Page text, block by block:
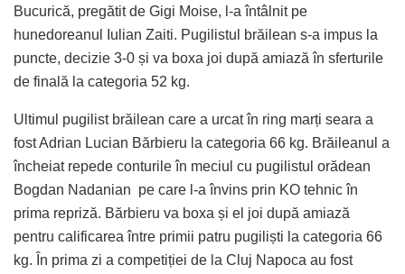
Bucurică, pregătit de Gigi Moise, l-a întâlnit pe
hunedoreanul Iulian Zaiti. Pugilistul brăilean s-a impus la
puncte, decizie 3-0 și va boxa joi după amiază în sferturile
de finală la categoria 52 kg.
Ultimul pugilist brăilean care a urcat în ring marți seara a
fost Adrian Lucian Bărbieru la categoria 66 kg. Brăileanul a
încheiat repede conturile în meciul cu pugilistul orădean
Bogdan Nadanian pe care l-a învins prin KO tehnic în
prima repriză. Bărbieru va boxa și el joi după amiază
pentru calificarea între primii patru pugiliști la categoria 66
kg. În prima zi a competiției de la Cluj Napoca au fost